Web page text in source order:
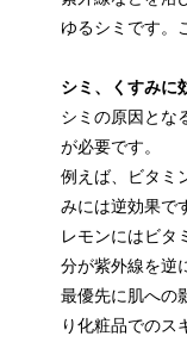
ゆるシミです。
シミ、くすみに
シミの原因とな
が必要です。
例えば、ビタミ
みには逆効果で
レモンにはビタ
分が紫外線を逆
最優先に肌への
り化粧品でのス